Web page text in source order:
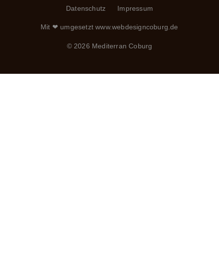
Datenschutz Impressum
Mit ❤ umgesetztwww.webdesigncoburg.de
© 2026 Mediterran Coburg